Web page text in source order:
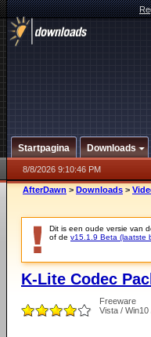
Startpagina Downloads
8/8/2026 9:10:46 PM
AfterDawn > Downloads >
Dit is een oude versie van
of de v15.1.9 Beta (laatste
K-Lite Codec
Freeware
Vista / Win10